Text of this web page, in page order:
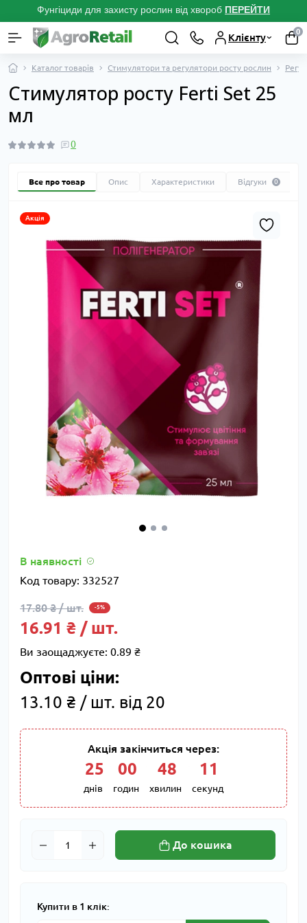
Фунгіциди для захисту рослин від хвороб ПЕРЕЙТИ
Клієнту
0
Каталог товарів Стимулятори та регулятори росту рослин
Стимулятор росту Ferti Set 25
мл
0
Все про товар Опис Характеристики Відгуки 0
Акція
В наявності
Код товару: 332527
17.80 ₴ / шт. -5%
16.91 ₴ / шт.
Ви заощаджуєте: 0.89 ₴
Оптові ціни:
13.10 ₴ / шт. від 20
Акція закінчиться через:
25
днів
00
годин
48
хвилин
10
секунд
До кошика
Купити в 1 клік: